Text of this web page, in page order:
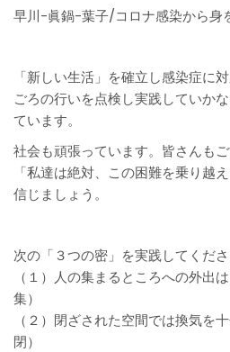
早川-眞鍋-葉子/コロナ感染から身
「新しい生活」を確立し感染症に
ごろの行いを点検し実践していか
ています。
社会も頑張っています。皆さんもご
「私達は絶対、この困難を乗り越
信じましょう。
次の「３つの密」を実践してくださ
（１）人の集まるところへの外出
集）
（２）閉ざされた空間では換気を
閉）